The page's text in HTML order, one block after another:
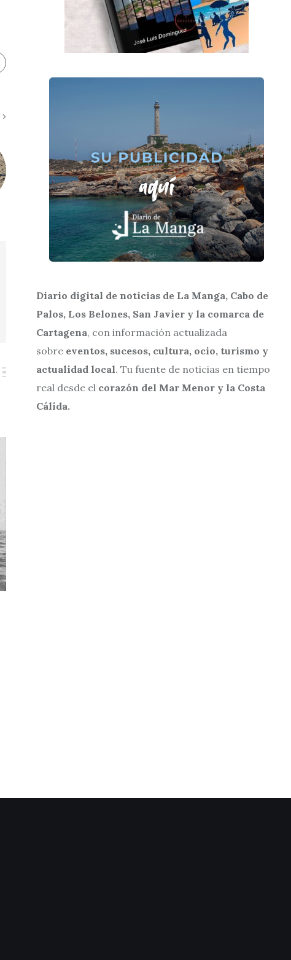
Diario digital de noticias de La Manga, Cabo de
Palos, Los Belones, San Javier y la comarca de
Cartagena, con información actualizada
sobre eventos, sucesos, cultura, ocio, turismo y
actualidad local. Tu fuente de noticias en tiempo
real desde el corazón del Mar Menor y la Costa
Cálida.